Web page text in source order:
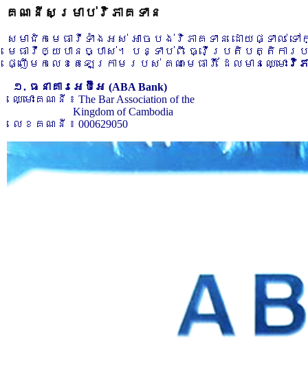
គណនីសម្រាប់វិភាគទាន
សមាជិកមេធាវីទាំងអស់ អាចបង់វិភាគទាន ដោយផ្ទាល់
មេធាវីឲ្យបានច្បាស់។ បន្ទាប់ពី ធ្វើប្រតិបត្តិកា
ផ្ញើមកលេខតេឡេក្រាមរបស់ គណៈមេធាវី ដែលមានឈ្មោះ វិភ
១. ធនាគារអេប៊ីអេ (ABA Bank)
ឈ្មោះគណនី ៖ The Bar Association of the
Kingdom of Cambodia
លេខគណនី ៖ 000629050